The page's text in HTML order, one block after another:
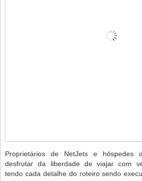
Proprietários de NetJets e hóspedes
desfrutar da liberdade de viajar com
tendo cada detalhe do roteiro sendo